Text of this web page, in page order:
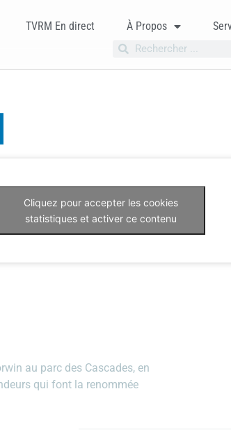
TVRM En direct À Propos
Cliquez pour accepter les cookies
statistiques et activer ce contenu
au parc des Cascades, en
qui font la renommée